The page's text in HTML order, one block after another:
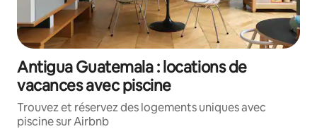
Antigua Guatemala : locations de
vacances avec piscine
Trouvez et réservez des logements uniques avec
piscine sur Airbnb